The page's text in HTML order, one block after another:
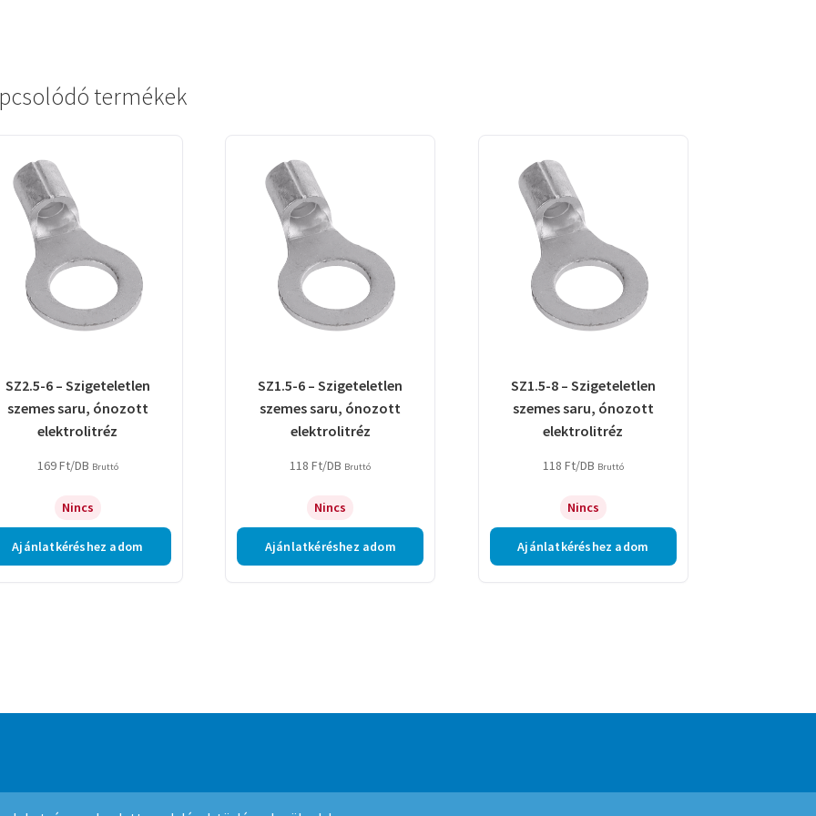
termékek
SZ2.5-6 – Szigeteletlen
szemes saru, ónozott
elektrolitréz
169Ft/DB Bruttó
Nincs
Ajánlatkéréshez adom
SZ1.5-6 – Szigeteletlen
szemes saru, ónozott
elektrolitréz
118Ft/DB Bruttó
Nincs
Ajánlatkéréshez adom
SZ1.5-8 – Szigeteletlen
szemes saru, ónozott
elektrolitréz
118 Ft/DB Bruttó
Nincs
Ajánlatkéréshez adom